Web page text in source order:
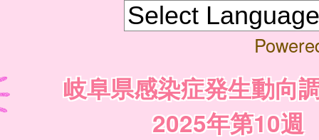
岐阜県感染症発生動向
2025年第10週